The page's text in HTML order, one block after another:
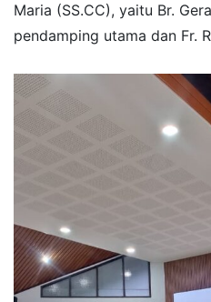
Maria (SS.CC), yaitu Br.
pendamping utama dan Fr.